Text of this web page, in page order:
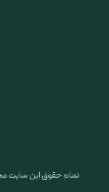
تمام حقوق این سایت